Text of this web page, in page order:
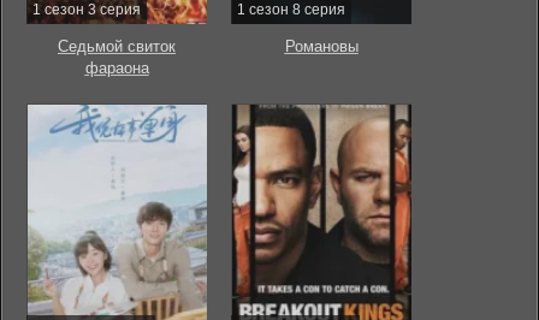
1 сезон 3 серия
Седьмой свиток
фараона
1 сезон 8 серия
Романовы